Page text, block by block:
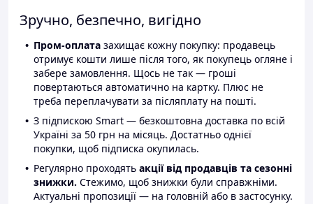
Зручно, безпечно, вигідно
Пром-оплата захищає кожну покупку: продавець
отримує кошти лише після того, як покупець огляне і
забере замовлення. Щось не так — гроші
повертаються автоматично на картку. Плюс не
треба переплачувати за післяплату на пошті.
З підпискою Smart — безкоштовна доставка по всій
Україні за 50 грн на місяць. Достатньо однієї
покупки, щоб підписка окупилась.
Регулярно проходять акції від продавців та сезонні
знижки. Стежимо, щоб знижки були справжніми.
Актуальні пропозиції — на головній або в застосунку.